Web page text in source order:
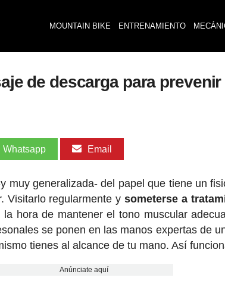
MOUNTAIN BIKE ENTRENAMIENTO
de descarga para
Whatsapp Email
muy generalizada- del papel que tiene un
Visitarlo regularmente ysometerse a
la hora de mantener el tono muscular
se ponen en las manos expertas de
tienes al alcance de tu mano. Así
Anúnciate aquí